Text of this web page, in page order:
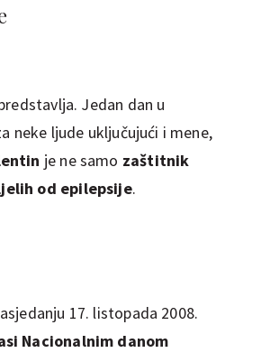
Jedan dan u
neke ljude uključujući i mene,
je ne samo zaštitnik
od epilepsije.
17. listopada 2008.
Nacionalnim danom